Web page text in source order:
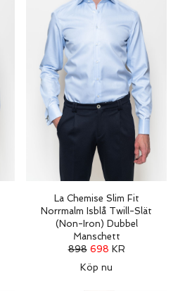
La Chemise Slim Fit
Norrmalm Isblå Twill-Slät
(Non-Iron) Dubbel
Manschett
898 698 KR
Köp nu